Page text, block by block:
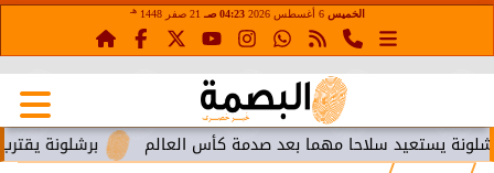
الخميس 6 أغسطس 2026 04:23 صـ 21 صفر 1448 هـ
برشلونة يقترب من سلاحا مهما بعد صدمة كأس العالم